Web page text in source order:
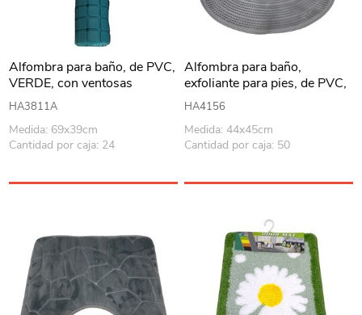
Alfombra para baño, de PVC,
VERDE, con ventosas
HA3811A
Medida: 69x39cm
Cantidad por caja: 24
Alfombra para baño,
exfoliante para pies, de PVC,
con ventosas varios colores
HA4156
Medida: 44x45cm
Cantidad por caja: 50